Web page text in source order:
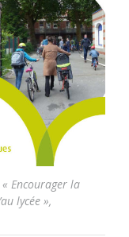
Encourager la
lycée »,